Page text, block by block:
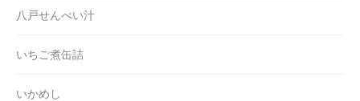
八戸せんべい汁
いちご煮缶詰
いかめし